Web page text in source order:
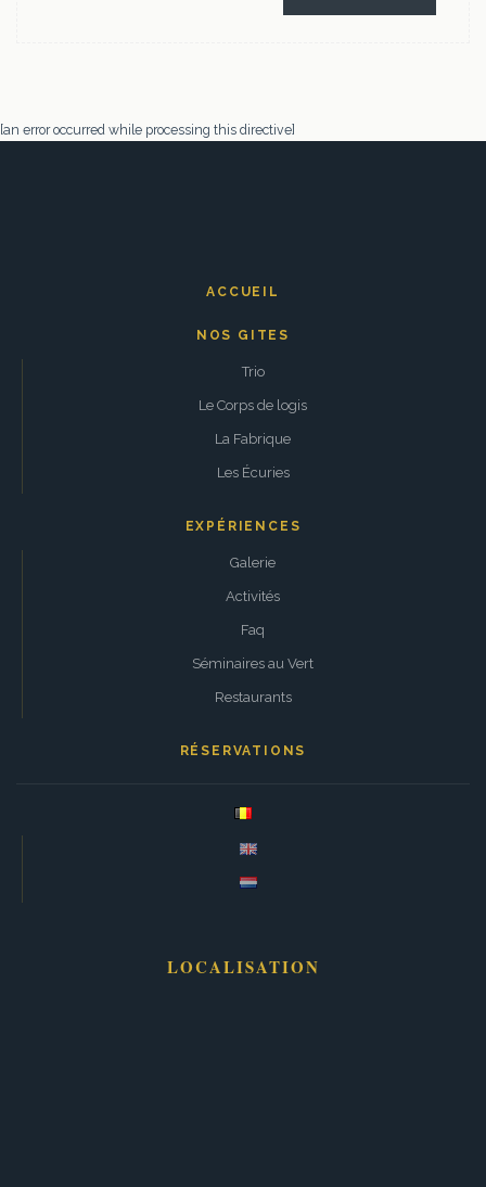
[an error occurred while processing this directive]
ACCUEIL
NOS GITES
Trio
Le Corps de logis
La Fabrique
Les Écuries
EXPÉRIENCES
Galerie
Activités
Faq
Séminaires au Vert
Restaurants
RÉSERVATIONS
LOCALISATION